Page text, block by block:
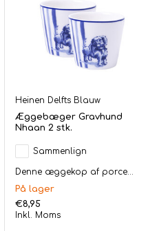
Heinen Delfts Blauw
Æggebæger Gravhund
Nhaan 2 stk.
Sammenlign
Denne æggekop af porce...
På lager
€8,95
Inkl. Moms